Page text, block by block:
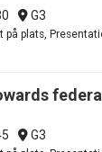
G3
på plats,
G3